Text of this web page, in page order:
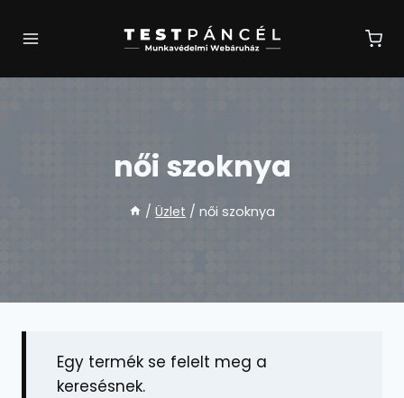
női szoknya
/ Üzlet / női szoknya
Egy termék se felelt meg a
keresésnek.